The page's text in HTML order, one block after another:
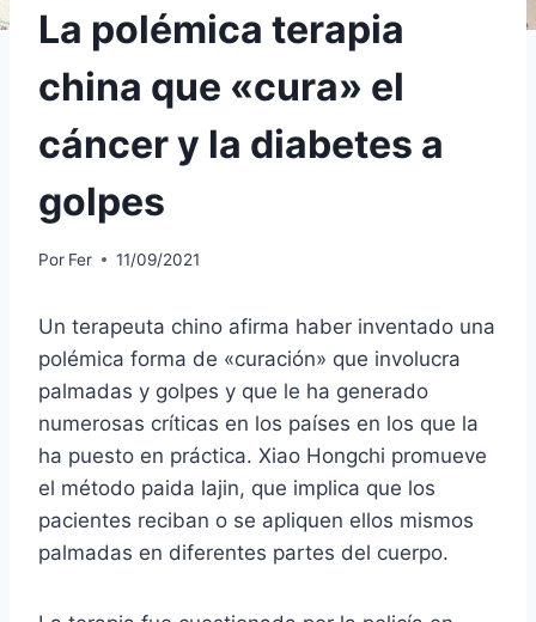
La polémica terapia
china que «cura» el
cáncer y la diabetes a
golpes
Por Fer 11/09/2021
Un terapeuta chino afirma haber inventado una
polémica forma de «curación» que involucra
palmadas y golpes y que le ha generado
numerosas críticas en los países en los que la
ha puesto en práctica. Xiao Hongchi promueve
el método paida lajin, que implica que los
pacientes reciban o se apliquen ellos mismos
palmadas en diferentes partes del cuerpo.